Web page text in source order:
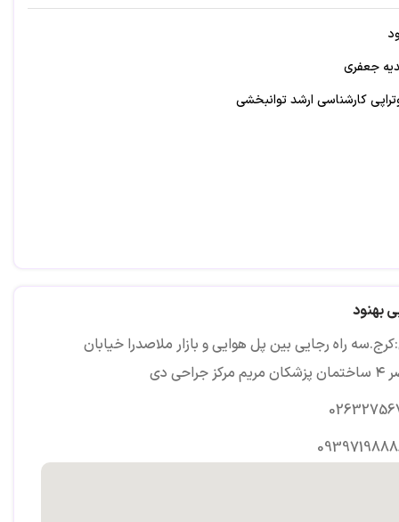
جعفری
کارشناسی ارشد توانبخشی
بهنود
راه رجایی بین پل هوایی و بازار ملاصدرا خیابان
دی